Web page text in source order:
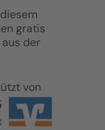
gratis
der
von